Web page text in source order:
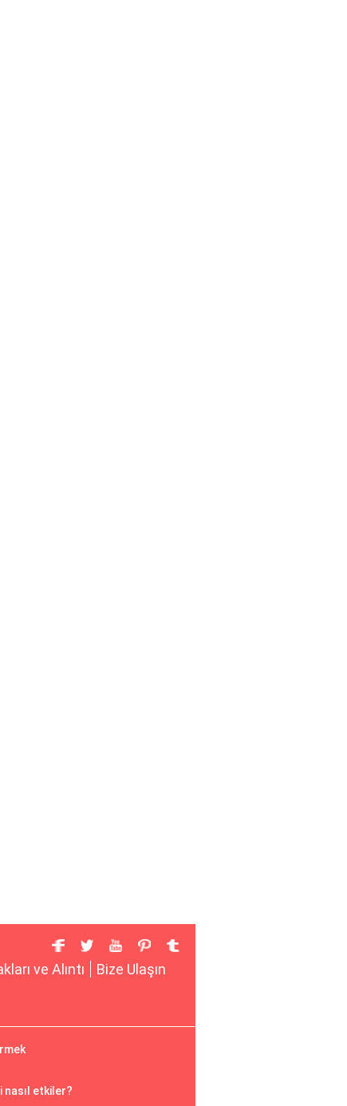
ve Alıntı Bize Ulaşın
nasıl etkiler?